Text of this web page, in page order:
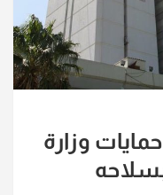
وزارة